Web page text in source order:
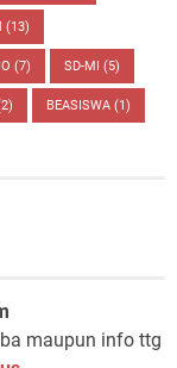
(13)
(7) SD-MI (5)
BEASISWA (1)
maupun info ttg